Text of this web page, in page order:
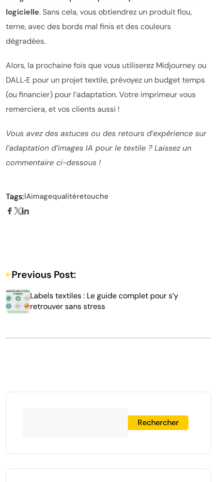
logicielle. Sans cela, vous obtiendrez un produit flou,
terne, avec des bords mal finis et des couleurs
dégradées.
Alors, la prochaine fois que vous utiliserez Midjourney ou
DALL‑E pour un projet textile, prévoyez un budget temps
(ou financier) pour l’adaptation. Votre imprimeur vous
remerciera, et vos clients aussi !
Vous avez des astuces ou des retours d’expérience sur
l’adaptation d’images IA pour le textile ? Laissez un
commentaire ci-dessous !
Tags:IAimagequalitéretouche
Previous Post:
Labels textiles : Le guide complet pour s’y
retrouver sans stress
Rechercher